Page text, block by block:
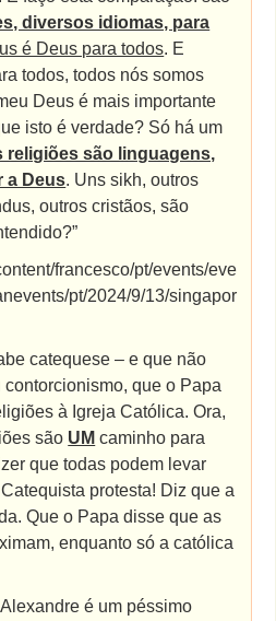
diversos idiomas, para
é Deus para todos. E
todos, todos nós somos
Deus é mais importante
isto é verdade? Só há um
religiões são linguagens,
a Deus. Uns sikh, outros
outros cristãos, são
francesco/pt/events/eve
pt/2024/9/13/singapor
catequese – e que não
que o Papa
à Igreja Católica. Ora,
são UM caminho para
que todas podem levar
protesta! Diz que a
Que o Papa disse que as
enquanto só a católica
é um péssimo